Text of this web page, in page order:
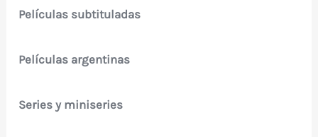
Películas subtituladas
Películas argentinas
Series y miniseries